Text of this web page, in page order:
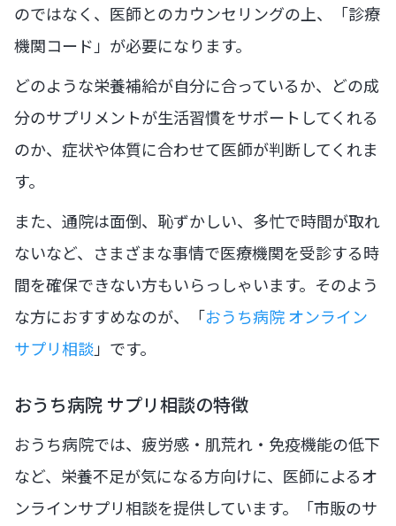
のではなく、医師とのカウンセリングの上、「診療
機関コード」が必要になります。
どのような栄養補給が自分に合っているか、どの成
分のサプリメントが生活習慣をサポートしてくれる
のか、症状や体質に合わせて医師が判断してくれま
す。
また、通院は面倒、恥ずかしい、多忙で時間が取れ
ないなど、さまざまな事情で医療機関を受診する時
間を確保できない方もいらっしゃいます。そのよう
な方におすすめなのが、「おうち病院 オンライン
サプリ相談」です。
おうち病院 サプリ相談の特徴
おうち病院では、疲労感・肌荒れ・免疫機能の低下
など、栄養不足が気になる方向けに、医師によるオ
ンラインサプリ相談を提供しています。「市販のサ